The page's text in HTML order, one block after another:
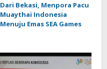
Dari Bekasi, Menpora Pacu
Muaythai Indonesia
Menuju Emas SEA Games